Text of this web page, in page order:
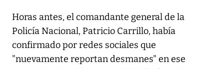
Horas antes, el comandante general de la
Policía Nacional, Patricio Carrillo, había
confirmado por redes sociales que
"nuevamente reportan desmanes" en ese